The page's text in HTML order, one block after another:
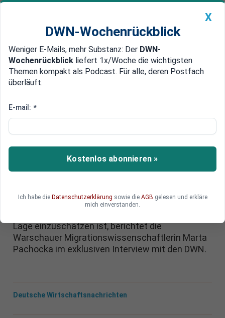
Newsticker MEIN DWN: Geldanlage Premium
Edelmetalle DWN-Magazin China
Polnische Migrationsexpertin:
mit der aktuellen Krise alleine
fertig zu werden"
Prozent der Gesamtbevölkerung. Kein Land hat
Lage einzuschätzen ist, berichtet die
Warschauer Migrationswissenschaftlerin Marta
Pachocka im exklusiven Interview mit den DWN.
Deutsche Wirtschaftsnachrichten
X
DWN-Wochenrückblick
Weniger E-Mails, mehr Substanz: Der DWN-
Wochenrückblick liefert 1x/Woche die wichtigsten
Themen kompakt als Podcast. Für alle, deren Postfach
überläuft.
E-mail: *
Kostenlos abonnieren »
Ich habe die Datenschutzerklärung sowie die AGB gelesen und erkläre
mich einverstanden.